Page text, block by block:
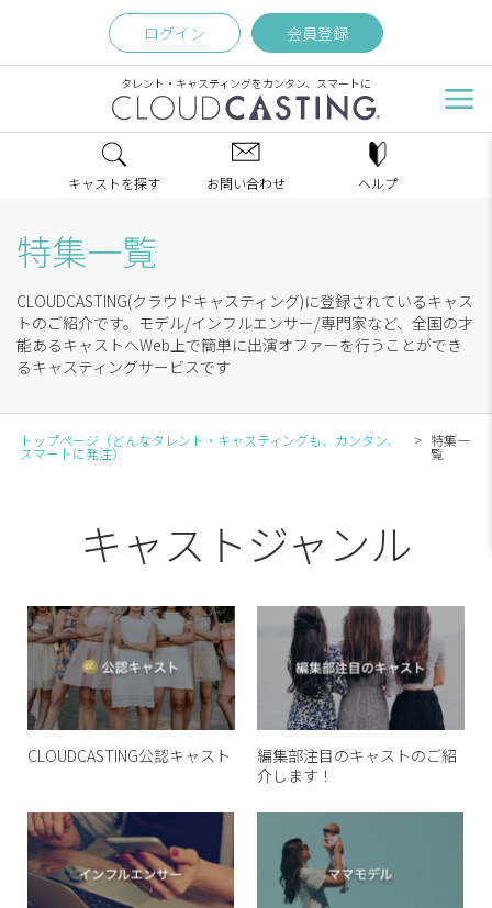
ログイン 会員登録
タレント・キャスティングをカンタン、スマートに
キャストを探す お問い合わせ ヘルプ
特集一覧
CLOUDCASTING(クラウドキャスティング)に登録されているキャス
トのご紹介です。モデル/インフルエンサー/専門家など、全国の才
能あるキャストへWeb上で簡単に出演オファーを行うことができ
るキャスティングサービスです
トップページ（どんなタレント・キャスティングも、カンタン、
スマートに発注）
特集一
覧
キャストジャンル
CLOUDCASTING公認キャスト
編集部注目のキャストのご紹
介します！